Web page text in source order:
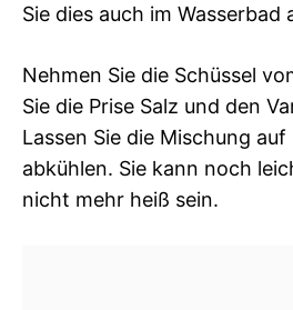
Sie dies auch im Wasserbad
Nehmen Sie die Schüssel
Sie die Prise Salz und den
Lassen Sie die Mischung
abkühlen. Sie kann noch
nicht mehr heiß sein.